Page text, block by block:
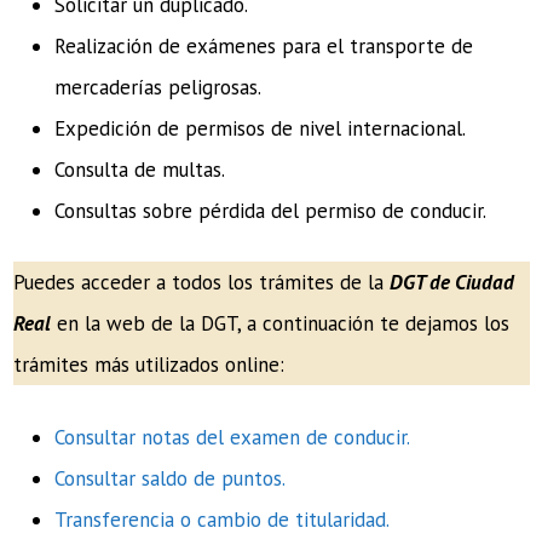
Realización de exámenes para el transporte de
mercaderías peligrosas.
Expedición de permisos de nivel internacional.
Consulta de multas.
Consultas sobre pérdida del permiso de conducir.
Puedes acceder a todos los trámites de la DGT de Ciudad
Real en la web de la DGT, a continuación te dejamos los
trámites más utilizados online:
Consultar notas del examen de conducir.
Consultar saldo de puntos.
Transferencia o cambio de titularidad.